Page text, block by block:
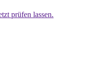
prüfen lassen.